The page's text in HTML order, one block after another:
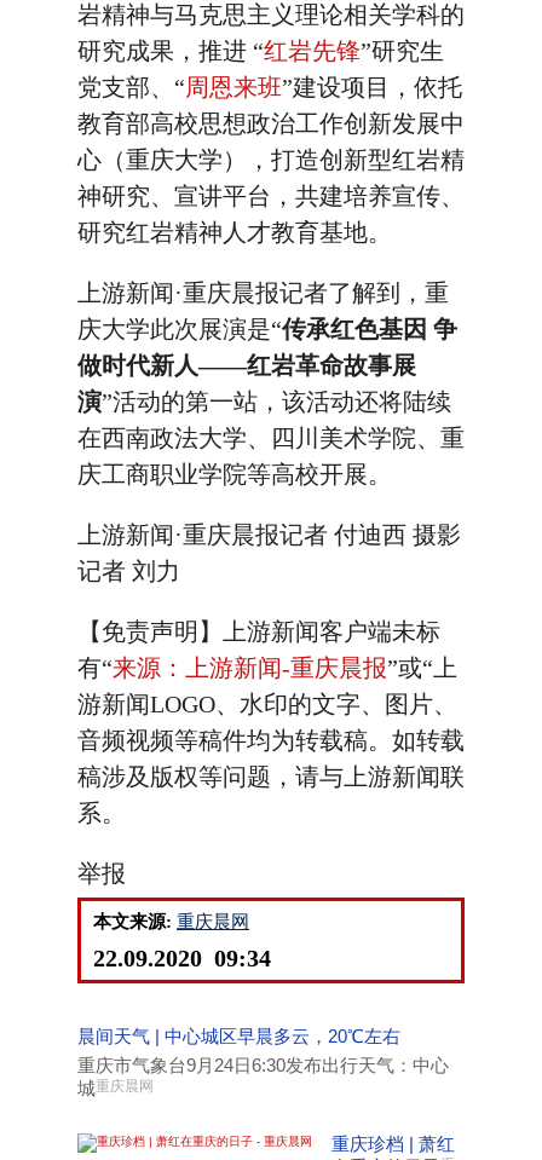
岩精神与马克思主义理论相关学科的
研究成果，推进 “红岩先锋”研究生
党支部、“周恩来班”建设项目，依托
教育部高校思想政治工作创新发展中
心（重庆大学），打造创新型红岩精
神研究、宣讲平台，共建培养宣传、
研究红岩精神人才教育基地。
上游新闻·重庆晨报记者了解到，重
庆大学此次展演是“传承红色基因 争
做时代新人——红岩革命故事展
演”活动的第一站，该活动还将陆续
在西南政法大学、四川美术学院、重
庆工商职业学院等高校开展。
上游新闻·重庆晨报记者 付迪西 摄影
记者 刘力
【免责声明】上游新闻客户端未标
有“来源：上游新闻-重庆晨报”或“上
游新闻LOGO、水印的文字、图片、
音频视频等稿件均为转载稿。如转载
稿涉及版权等问题，请与上游新闻联
系。
举报
本文来源: 重庆晨网
22.09.2020 09:34
晨间天气 | 中心城区早晨多云，20℃左右
重庆市气象台9月24日6:30发布出行天气：中心
城重庆晨网
重庆珍档 | 萧红